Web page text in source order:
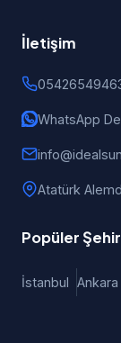
İletişim
WhatsApp
Atatürk
Popüler
İstanbul Ankara